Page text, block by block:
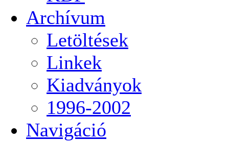
Archívum
Letöltések
Linkek
Kiadványok
1996-2002
Navigáció